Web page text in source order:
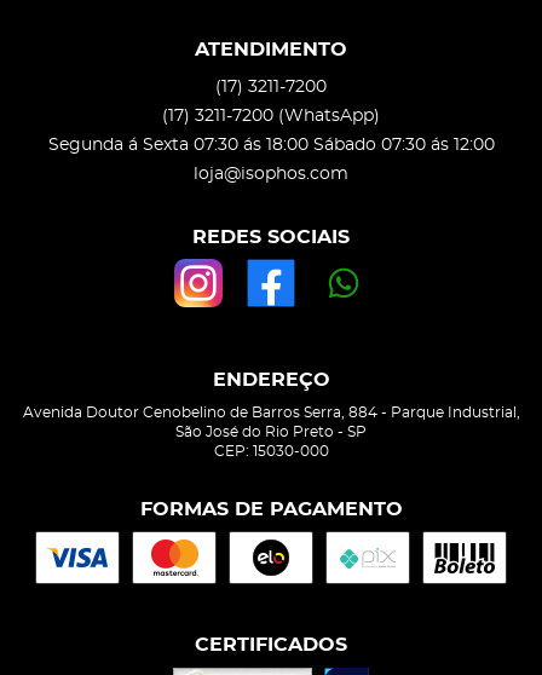
ATENDIMENTO
(17) 3211-7200
(17) 3211-7200 (WhatsApp)
Segunda á Sexta 07:30 ás 18:00 Sábado 07:30 ás 12:00
loja@isophos.com
REDES SOCIAIS
ENDEREÇO
Avenida Doutor Cenobelino de Barros Serra, 884- Parque Industrial,
São José do Rio Preto - SP
CEP: 15030-000
FORMAS DE PAGAMENTO
CERTIFICADOS